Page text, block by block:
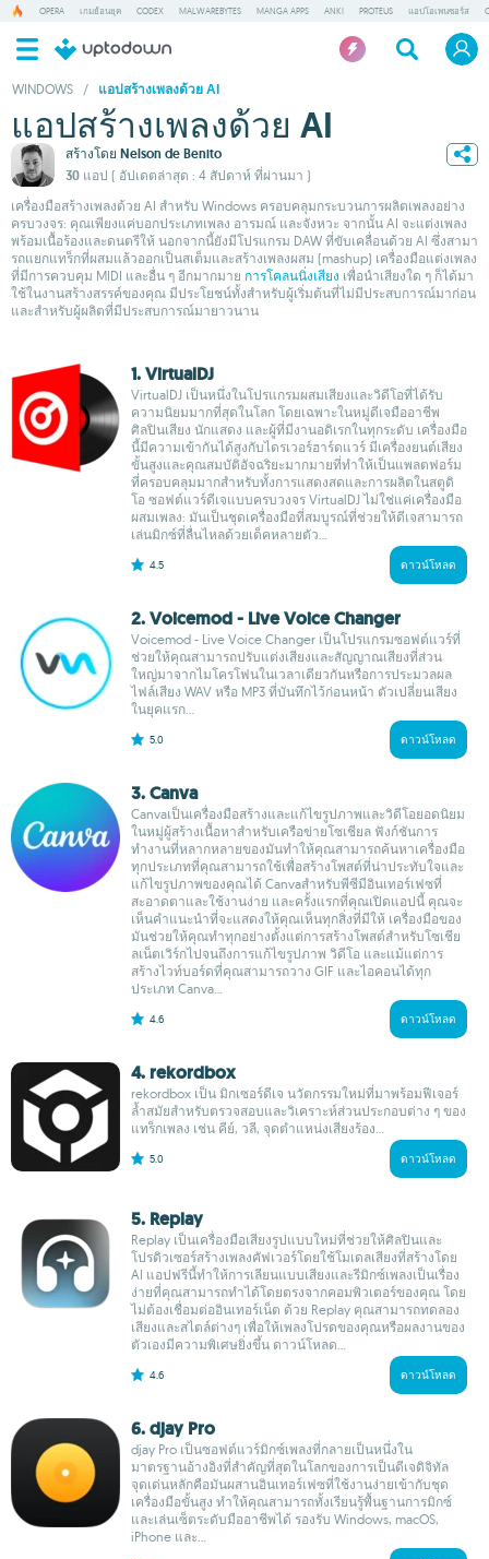
OPERA เกมย้อนยุค CODEX MALWAREBYTES MANGA APPS ANKI PROTEUS แอปโอเพนซอร์ส
WINDOWS / แอปสร้างเพลงด้วย AI
แอปสร้างเพลงด้วย AI
สร้างโดย Nelson de Benito
30 แอป ( อัปเดตล่าสุด : 4 สัปดาห์ ที่ผ่านมา )
เครื่องมือสร้างเพลงด้วย AI สำหรับ Windows ครอบคลุมกระบวนการผลิตเพลงอย่าง
ครบวงจร: คุณเพียงแค่บอกประเภทเพลง อารมณ์ และจังหวะ จากนั้น AI จะแต่งเพลง
พร้อมเนื้อร้องและดนตรีให้ นอกจากนี้ยังมีโปรแกรม DAW ที่ขับเคลื่อนด้วย AI ซึ่งสามา
รถแยกแทร็กที่ผสมแล้วออกเป็นสเต็มและสร้างเพลงผสม (mashup) เครื่องมือแต่งเพลง
ที่มีการควบคุม MIDI และอื่น ๆ อีกมากมาย การโคลนนิ่งเสียง เพื่อนำเสียงใด ๆ ก็ได้มา
ใช้ในงานสร้างสรรค์ของคุณ มีประโยชน์ทั้งสำหรับผู้เริ่มต้นที่ไม่มีประสบการณ์มาก่อน
และสำหรับผู้ผลิตที่มีประสบการณ์มายาวนาน
1. VirtualDJ
VirtualDJ เป็นหนึ่งในโปรแกรมผสมเสียงและวิดีโอที่ได้รับ
ความนิยมมากที่สุดในโลก โดยเฉพาะในหมู่ดีเจมืออาชีพ
ศิลปินเสียง นักแสดง และผู้ที่มีงานอดิเรกในทุกระดับ เครื่องมือ
นี้มีความเข้ากันได้สูงกับไดรเวอร์ฮาร์ดแวร์ มีเครื่องยนต์เสียง
ขั้นสูงและคุณสมบัติอัจฉริยะมากมายที่ทำให้เป็นแพลตฟอร์ม
ที่ครอบคลุมมากสำหรับทั้งการแสดงสดและการผลิตในสตูดิ
โอ ซอฟต์แวร์ดีเจแบบครบวงจร VirtualDJ ไม่ใช่แค่เครื่องมือ
ผสมเพลง: มันเป็นชุดเครื่องมือที่สมบูรณ์ที่ช่วยให้ดีเจสามารถ
เล่นมิกซ์ที่ลื่นไหลด้วยเด็คหลายตัว...
4.5 ดาวน์โหลด
2. Voicemod - Live Voice Changer
Voicemod - Live Voice Changer เป็นโปรแกรมซอฟต์แวร์ที่
ช่วยให้คุณสามารถปรับแต่งเสียงและสัญญาณเสียงที่ส่วน
ใหญ่มาจากไมโครโฟนในเวลาเดียวกันหรือการประมวลผล
ไฟล์เสียง WAV หรือ MP3 ที่บันทึกไว้ก่อนหน้า ตัวเปลี่ยนเสียง
ในยุคแรก...
5.0 ดาวน์โหลด
3. Canva
Canvaเป็นเครื่องมือสร้างและแก้ไขรูปภาพและวิดีโอยอดนิยม
ในหมู่ผู้สร้างเนื้อหาสำหรับเครือข่ายโซเชียล ฟังก์ชันการ
ทำงานที่หลากหลายของมันทำให้คุณสามารถค้นหาเครื่องมือ
ทุกประเภทที่คุณสามารถใช้เพื่อสร้างโพสต์ที่น่าประทับใจและ
แก้ไขรูปภาพของคุณได้ Canvaสำหรับพีซีมีอินเทอร์เฟซที่
สะอาดตาและใช้งานง่าย และครั้งแรกที่คุณเปิดแอปนี้ คุณจะ
เห็นคำแนะนำที่จะแสดงให้คุณเห็นทุกสิ่งที่มีให้ เครื่องมือของ
มันช่วยให้คุณทำทุกอย่างตั้งแต่การสร้างโพสต์สำหรับโซเชีย
ลเน็ตเวิร์กไปจนถึงการแก้ไขรูปภาพ วิดีโอ และแม้แต่การ
สร้างไวท์บอร์ดที่คุณสามารถวาง GIF และไอคอนได้ทุก
ประเภท Canva...
4.6 ดาวน์โหลด
4. rekordbox
rekordbox เป็น มิกเซอร์ดีเจ นวัตกรรมใหม่ที่มาพร้อมฟีเจอร์
ล้ำสมัยสำหรับตรวจสอบและวิเคราะห์ส่วนประกอบต่าง ๆ ของ
แทร็กเพลง เช่น คีย์, วลี, จุดตำแหน่งเสียงร้อง...
5.0 ดาวน์โหลด
5. Replay
Replay เป็นเครื่องมือเสียงรูปแบบใหม่ที่ช่วยให้ศิลปินและ
โปรดิวเซอร์สร้างเพลงคัฟเวอร์โดยใช้โมเดลเสียงที่สร้างโดย
AI แอปฟรีนี้ทำให้การเลียนแบบเสียงและรีมิกซ์เพลงเป็นเรื่อง
ง่ายที่คุณสามารถทำได้โดยตรงจากคอมพิวเตอร์ของคุณ โดย
ไม่ต้องเชื่อมต่ออินเทอร์เน็ต ด้วย Replay คุณสามารถทดลอง
เสียงและสไตล์ต่างๆ เพื่อให้เพลงโปรดของคุณหรือผลงานของ
ตัวเองมีความพิเศษยิ่งขึ้น ดาวน์โหลด...
4.6 ดาวน์โหลด
6. djay Pro
djay Pro เป็นซอฟต์แวร์มิกซ์เพลงที่กลายเป็นหนึ่งใน
มาตรฐานอ้างอิงที่สำคัญที่สุดในโลกของการเป็นดีเจดิจิทัล
จุดเด่นหลักคือมันผสานอินเทอร์เฟซที่ใช้งานง่ายเข้ากับชุด
เครื่องมือขั้นสูง ทำให้คุณสามารถทั้งเรียนรู้พื้นฐานการมิกซ์
และเล่นเซ็ตระดับมืออาชีพได้ รองรับ Windows, macOS,
iPhone และ...